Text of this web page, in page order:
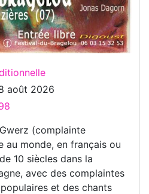
août 2026
(complainte
au monde, en français ou
10 siècles dans la
avec des complaintes
et des chants